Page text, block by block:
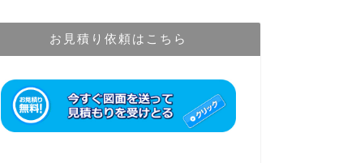
お見積り依頼はこちら